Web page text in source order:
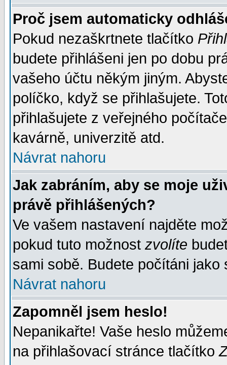
Proč jsem automaticky
Pokud nezaškrtnete tlačítko
budete přihlášeni jen po dobu
vašeho účtu někým jiným.
políčko, když se přihlašujete.
přihlašujete z veřejného
kavárně, univerzitě atd.
Návrat nahoru
Jak zabráním, aby se moje
právě přihlášených?
Ve vašem nastavení najděte
pokud tuto možnost zvolíte
sami sobě. Budete počítáni jako
Návrat nahoru
Zapomněl jsem heslo!
Nepanikařte! Vaše heslo
na přihlašovací stránce tlačítko